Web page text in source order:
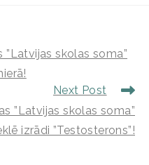
skolas soma”
Next Post
”Latvijas skolas soma”
izrādi ”Testosterons”!